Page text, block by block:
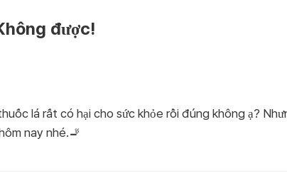
được!
lá rất có hại cho sức khỏe rồi đúng không ạ?
nay nhé.🚬